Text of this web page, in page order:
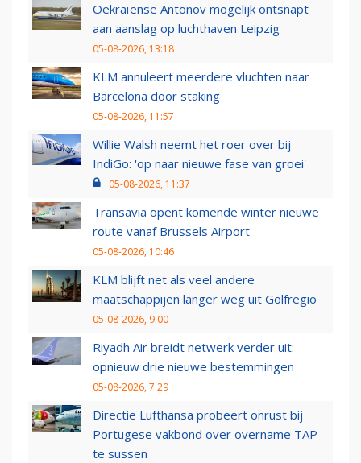
Oekraïense Antonov mogelijk ontsnapt
aan aanslag op luchthaven Leipzig
05-08-2026, 13:18
KLM annuleert meerdere vluchten naar
Barcelona door staking
05-08-2026, 11:57
Willie Walsh neemt het roer over bij
IndiGo: 'op naar nieuwe fase van groei'
05-08-2026, 11:37
Transavia opent komende winter nieuwe
route vanaf Brussels Airport
05-08-2026, 10:46
KLM blijft net als veel andere
maatschappijen langer weg uit Golfregio
05-08-2026, 9:00
Riyadh Air breidt netwerk verder uit:
opnieuw drie nieuwe bestemmingen
05-08-2026, 7:29
Directie Lufthansa probeert onrust bij
Portugese vakbond over overname TAP
te sussen